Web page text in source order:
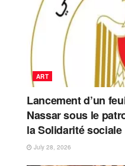
ART
Lancement d’un
Nassar sous le
la Solidarité sociale
July 28, 2026